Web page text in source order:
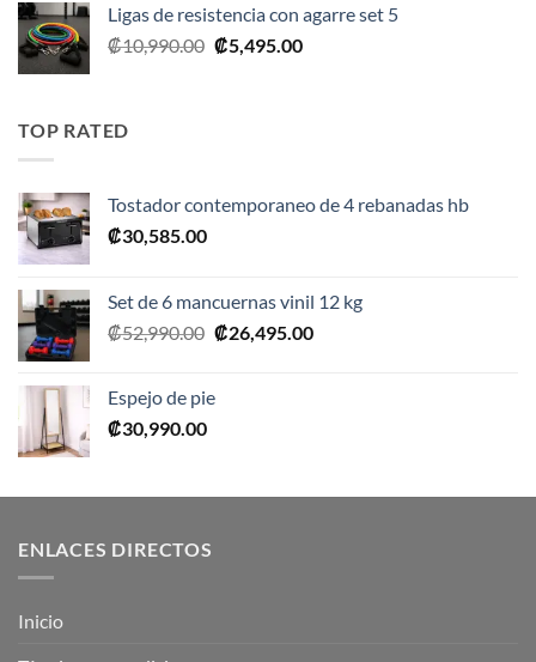
Ligas de resistencia con agarre set 5
₡10,990.00 El
₡5,495.00El
TOP RATED
Tostador contemporaneo de 4 rebanadas hb
₡30,585.00
Set de 6 mancuernas vinil 12 kg
₡52,990.00 El
era:
₡26,495.00El
Espejo de pie
₡30,990.00
ENLACES DIRECTOS
Inicio